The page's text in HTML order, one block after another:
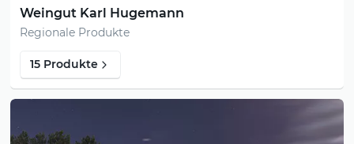
Weingut Karl Hugemann
Regionale Produkte
15 Produkte